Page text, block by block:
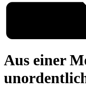
Aus einer